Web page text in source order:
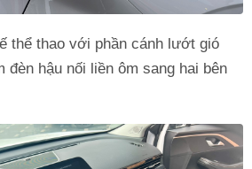
thể thao với phần cánh lướt gió
đèn hậu nối liền ôm sang hai bên